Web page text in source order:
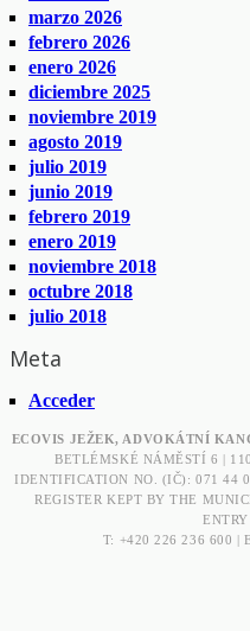
marzo 2026
febrero 2026
enero 2026
diciembre 2025
noviembre 2019
agosto 2019
julio 2019
junio 2019
febrero 2019
enero 2019
noviembre 2018
octubre 2018
julio 2018
Meta
Acceder
ECOVIS JEŽEK, ADVOKÁTNÍ
BETLÉMSKÉ NÁMĚSTÍ 6 |
IDENTIFICATION NO. (IČ): 071 44
REGISTER KEPT BY THE
T: +420 226 236 600 |